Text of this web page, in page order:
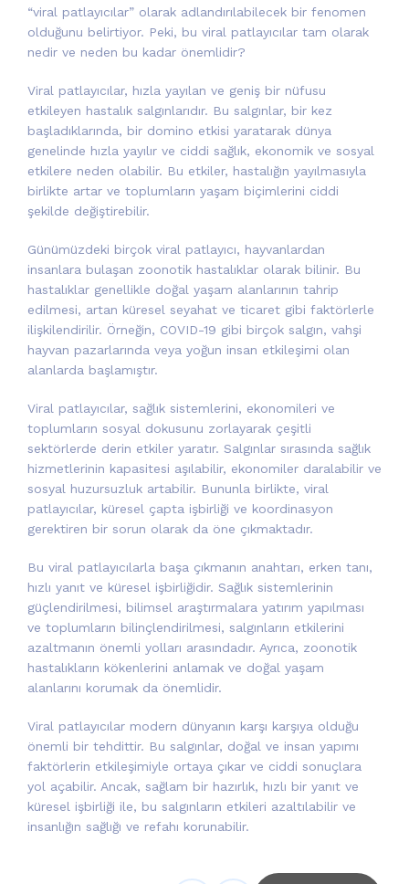
“viral patlayıcılar” olarak adlandırılabilecek bir fenomen
olduğunu belirtiyor. Peki, bu viral patlayıcılar tam olarak
nedir ve neden bu kadar önemlidir?
Viral patlayıcılar, hızla yayılan ve geniş bir nüfusu
etkileyen hastalık salgınlarıdır. Bu salgınlar, bir kez
başladıklarında, bir domino etkisi yaratarak dünya
genelinde hızla yayılır ve ciddi sağlık, ekonomik ve sosyal
etkilere neden olabilir. Bu etkiler, hastalığın yayılmasıyla
birlikte artar ve toplumların yaşam biçimlerini ciddi
şekilde değiştirebilir.
Günümüzdeki birçok viral patlayıcı, hayvanlardan
insanlara bulaşan zoonotik hastalıklar olarak bilinir. Bu
hastalıklar genellikle doğal yaşam alanlarının tahrip
edilmesi, artan küresel seyahat ve ticaret gibi faktörlerle
ilişkilendirilir. Örneğin, COVID-19 gibi birçok salgın, vahşi
hayvan pazarlarında veya yoğun insan etkileşimi olan
alanlarda başlamıştır.
Viral patlayıcılar, sağlık sistemlerini, ekonomileri ve
toplumların sosyal dokusunu zorlayarak çeşitli
sektörlerde derin etkiler yaratır. Salgınlar sırasında sağlık
hizmetlerinin kapasitesi aşılabilir, ekonomiler daralabilir ve
sosyal huzursuzluk artabilir. Bununla birlikte, viral
patlayıcılar, küresel çapta işbirliği ve koordinasyon
gerektiren bir sorun olarak da öne çıkmaktadır.
Bu viral patlayıcılarla başa çıkmanın anahtarı, erken tanı,
hızlı yanıt ve küresel işbirliğidir. Sağlık sistemlerinin
güçlendirilmesi, bilimsel araştırmalara yatırım yapılması
ve toplumların bilinçlendirilmesi, salgınların etkilerini
azaltmanın önemli yolları arasındadır. Ayrıca, zoonotik
hastalıkların kökenlerini anlamak ve doğal yaşam
alanlarını korumak da önemlidir.
Viral patlayıcılar modern dünyanın karşı karşıya olduğu
önemli bir tehdittir. Bu salgınlar, doğal ve insan yapımı
faktörlerin etkileşimiyle ortaya çıkar ve ciddi sonuçlara
yol açabilir. Ancak, sağlam bir hazırlık, hızlı bir yanıt ve
küresel işbirliği ile, bu salgınların etkileri azaltılabilir ve
insanlığın sağlığı ve refahı korunabilir.